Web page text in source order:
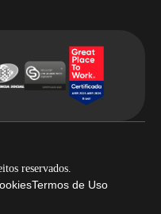
reservados.
Termos de Uso